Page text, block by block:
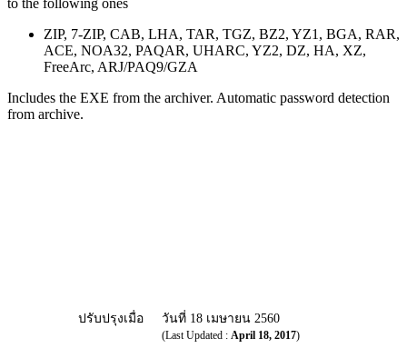
to the following ones
ZIP, 7-ZIP, CAB, LHA, TAR, TGZ, BZ2, YZ1, BGA, RAR,
ACE, NOA32, PAQAR, UHARC, YZ2, DZ, HA, XZ,
FreeArc, ARJ/PAQ9/GZA
Includes the EXE from the archiver. Automatic password detection
from archive.
ปรับปรุงเมื่อ วันที่ 18 เมษายน 2560
(Last Updated : April 18, 2017)